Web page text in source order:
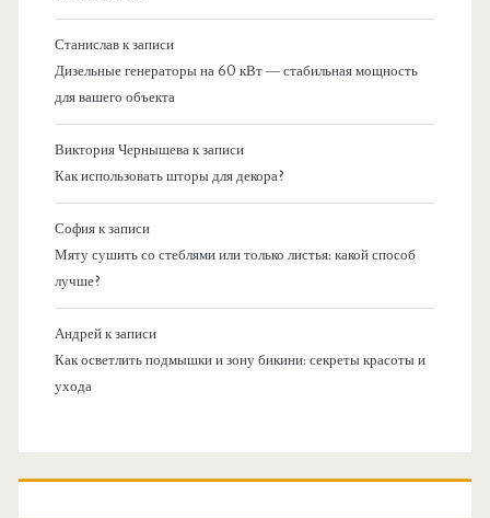
Станиславк записи
Дизельные генераторы на 60 кВт — стабильная мощность
для вашего объекта
Виктория Чернышевак записи
Как использовать шторы для декора?
Софияк записи
Мяту сушить со стеблями или только листья: какой способ
лучше?
Андрейк записи
Как осветлить подмышки и зону бикини: секреты красоты и
ухода